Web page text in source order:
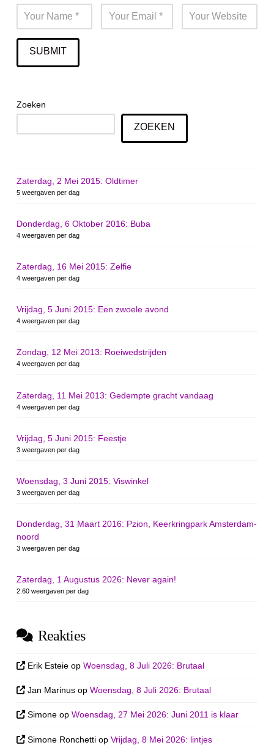
Zoeken
ZOEKEN
Zaterdag, 2 Mei 2015: Oldtimer
5 weergaven per dag
Donderdag, 6 Oktober 2016: Buba
4 weergaven per dag
Zaterdag, 16 Mei 2015: Zelfie
4 weergaven per dag
Vrijdag, 5 Juni 2015: Een zwoele avond
4 weergaven per dag
Zondag, 12 Mei 2013: Roeiwedstrijden
4 weergaven per dag
Zaterdag, 11 Mei 2013: Gedempte gracht vandaag
4 weergaven per dag
Vrijdag, 5 Juni 2015: Feestje
3 weergaven per dag
Woensdag, 3 Juni 2015: Viswinkel
3 weergaven per dag
Donderdag, 31 Maart 2016: Pzion, Keerkringpark Amsterdam-
noord
3 weergaven per dag
Zaterdag, 1 Augustus 2026: Never again!
2.60 weergaven per dag
Reakties
Erik Esteie opWoensdag, 8 Juli 2026: Brutaal
Jan Marinus opWoensdag, 8 Juli 2026: Brutaal
Simone opWoensdag, 27 Mei 2026: Juni 2011 is klaar
Simone Ronchetti opVrijdag, 8 Mei 2026: lintjes